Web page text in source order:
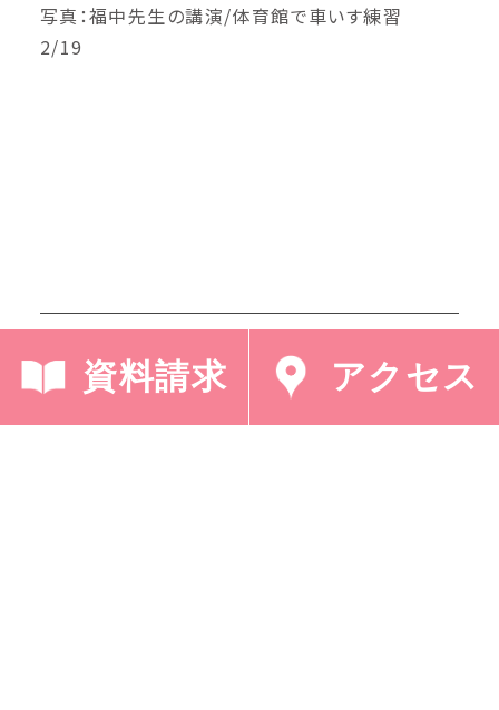
資料請求 アクセス
写真：福中先生の講演/体育館で車いす練習
2/19
< 「中学合唱コンクー 「模擬選挙（中３社会/
公民）」 >